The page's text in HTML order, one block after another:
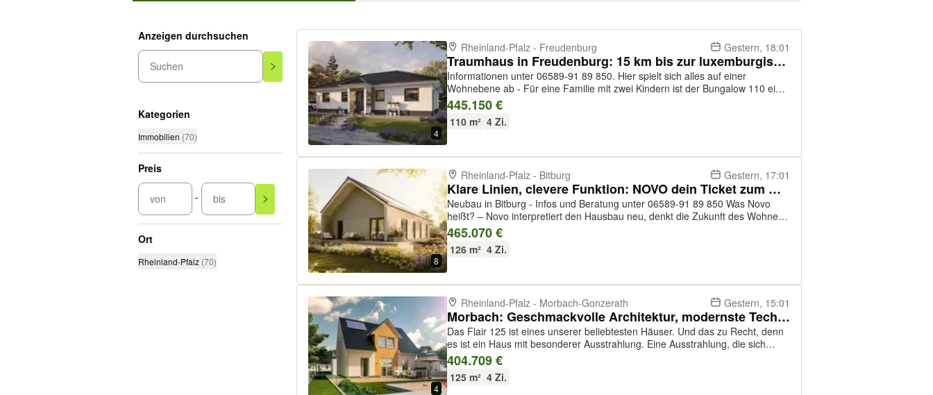
Anzeigen durchsuchen
Suchen
Kategorien
Immobilien (70)
Preis
von - bis
Ort
Rheinland-Pfalz (70)
4
Rheinland-Pfalz - Freudenburg Gestern, 18:01
Traumhaus in Freudenburg: 15 km bis zur luxemburgischen Grenze
Informationen unter 06589-91 89 850. Hier spielt sich alles auf einer
Wohnebene ab - Für eine Familie mit zwei Kindern ist der Bungalow 110 ein
ideales Zuhause. Er bietet ein gemütliches Wohnzimmer mit Essbereich, ein
geräumiges Schlafzimmer und ...
445.150 €
110 m² 4 Zi.
8
Rheinland-Pfalz - Bitburg Gestern, 17:01
Klare Linien, clevere Funktion: NOVO dein Ticket zum Wohlfühlen in Bitburg!
Neubau in Bitburg - Infos und Beratung unter 06589-91 89 850 Was Novo
heißt? – Novo interpretiert den Hausbau neu, denkt die Zukunft des Wohnens
in den eigenen vier Wänden und gestaltet das Leben. Aus Leidenschaft
heraus planen wir für Sie entlan...
465.070 €
126 m² 4 Zi.
4
Rheinland-Pfalz - Morbach-Gonzerath Gestern, 15:01
Morbach: Geschmackvolle Architektur, modernste Technik und hohe Energieeffizienz
Das Flair 125 ist eines unserer beliebtesten Häuser. Und das zu Recht, denn
es ist ein Haus mit besonderer Ausstrahlung. Eine Ausstrahlung, die sich
schon beim ersten Blick zeigt: das weitläufige Wohnzimmer mit dem großen
Essbereich ist ein absolu...
404.709 €
125 m² 4 Zi.